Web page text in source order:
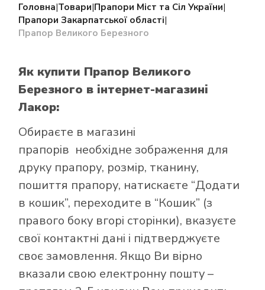
Головна|Товари|Прапори Міст та Сіл України|
Прапори Закарпатської області|
Прапор Великого Березного
Як купити Прапор Великого
Березного в інтернет-магазині
Лакор:
Обираєте в магазині
прапорів необхідне зображення для
друку прапору, розмір, тканину,
пошиття прапору, натискаєте “Додати
в кошик”, переходите в “Кошик” (з
правого боку вгорі сторінки), вказуєте
свої контактні дані і підтверджуєте
своє замовлення. Якщо Ви вірно
вказали свою електронну пошту –